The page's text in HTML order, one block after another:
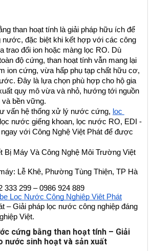
than hoạt tính là giải pháp hữu ích để
nước, đặc biệt khi kết hợp với các công
trao đổi ion hoặc màng lọc RO. Dù
độ cứng, than hoạt tính vẫn mang lại
ion cứng, vừa hấp phụ tạp chất hữu cơ,
Đây là lựa chọn phù hợp cho hộ gia
quy mô vừa và nhỏ, hướng tới nguồn
bền vững.
vấn hệ thống xử lý nước cứng, lọc
nước giếng khoan, lọc nước RO, EDI -
với Công Nghệ Việt Phát để được
Bị Máy Và Công Nghệ Môi Trường Việt
Lễ Khê, Phường Tùng Thiện, TP Hà
333 299 – 0986 924 889
Lọc Nước Công Nghiệp Việt Phát
– Giải pháp lọc nước công nghiệp đáng
Việt.
cứng bằng than hoạt tính – Giải
nước sinh hoạt và sản xuất